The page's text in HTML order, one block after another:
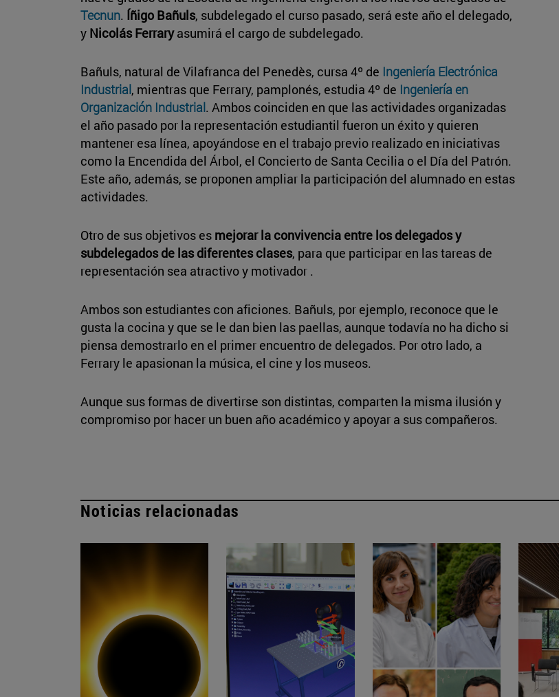
Tecnun. Íñigo Bañuls, subdelegado el curso pasado, será este año el delegado,
y Nicolás Ferraryasumirá el cargo de subdelegado.
Bañuls, natural de Vilafranca del Penedès, cursa 4º de Ingeniería Electrónica
Industrial, mientras que Ferrary, pamplonés, estudia 4º de Ingeniería en
Organización Industrial. Ambos coinciden en que las actividades organizadas
el año pasado por la representación estudiantil fueron un éxito y quieren
mantener esa línea, apoyándose en el trabajo previo realizado en iniciativas
como la Encendida del Árbol, el Concierto de Santa Cecilia o el Día del Patrón.
Este año, además, se proponen ampliar la participación del alumnado en estas
actividades.
Otro de sus objetivos es mejorar la convivencia entre los delegados y
subdelegados de las diferentes clases, para que participar en las tareas de
representación sea atractivo y motivador .
Ambos son estudiantes con aficiones. Bañuls, por ejemplo, reconoce que le
gusta la cocina y que se le dan bien las paellas, aunque todavía no ha dicho si
piensa demostrarlo en el primer encuentro de delegados. Por otro lado, a
Ferrary le apasionan la música, el cine y los museos.
Aunque sus formas de divertirse son distintas, comparten la misma ilusión y
compromiso por hacer un buen año académico y apoyar a sus compañeros.
Noticias relacionadas